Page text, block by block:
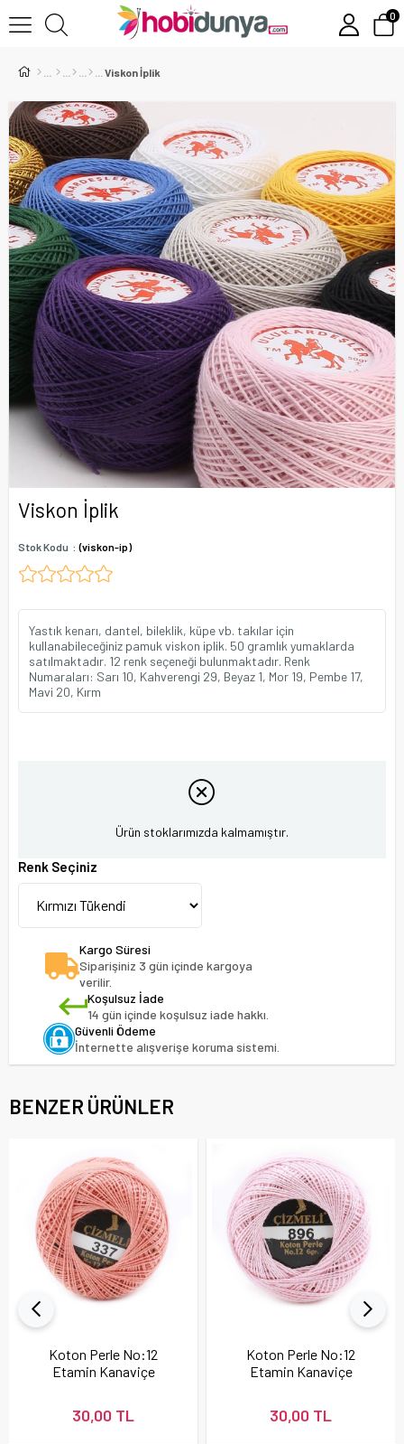
0
Viskon İplik
Viskon İplik
Stok Kodu (viskon-ip)
Yastık kenarı, dantel, bileklik, küpe vb. takılar için
kullanabileceğiniz pamuk viskon iplik. 50 gramlık yumaklarda
satılmaktadır. 12 renk seçeneği bulunmaktadır. Renk
Numaraları: Sarı 10, Kahverengi 29, Beyaz 1, Mor 19, Pembe 17,
Mavi 20, Kırm
Ürün stoklarımızda kalmamıştır.
Renk Seçiniz
Kargo Süresi
Siparişiniz 3 gün içinde kargoya
verilir.
Koşulsuz İade
14 gün içinde koşulsuz iade hakkı.
Güvenli Ödeme
İnternette alışverişe koruma sistemi.
BENZER ÜRÜNLER
Koton Perle No:12
Etamin Kanaviçe
30,00 TL
Koton Perle No:12
Etamin Kanaviçe
30,00 TL